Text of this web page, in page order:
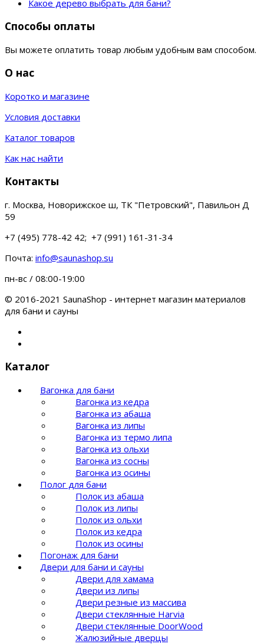
Какое дерево выбрать для бани?
Способы оплаты
Вы можете оплатить товар любым удобным вам способом.
О нас
Коротко и магазине
Условия доставки
Каталог товаров
Как нас найти
Контакты
г. Москва, Новорижское ш, ТК "Петровский", Павильон Д
59
+7 (495) 778-42 42; +7 (991) 161-31-34
Почта: info@saunashop.su
пн-вс / 08:00-19:00
© 2016-2021 SaunaShop - интернет магазин материалов
для бани и сауны
Каталог
Вагонка для бани
Вагонка из кедра
Вагонка из абаша
Вагонка из липы
Вагонка из термо липа
Вагонка из ольхи
Вагонка из сосны
Вагонка из осины
Полог для бани
Полок из абаша
Полок из липы
Полок из ольхи
Полок из кедра
Полок из осины
Погонаж для бани
Двери для бани и сауны
Двери для хамама
Двери из липы
Двери резные из массива
Двери стеклянные Harvia
Двери стеклянные DoorWood
Жалюзийные дверцы